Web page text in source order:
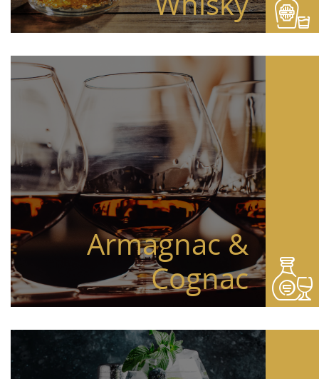
Armagnac &
Cognac